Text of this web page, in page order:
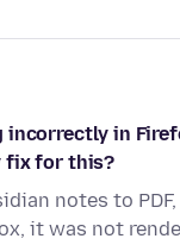
incorrectly in
fix for this?
notes to
it was not